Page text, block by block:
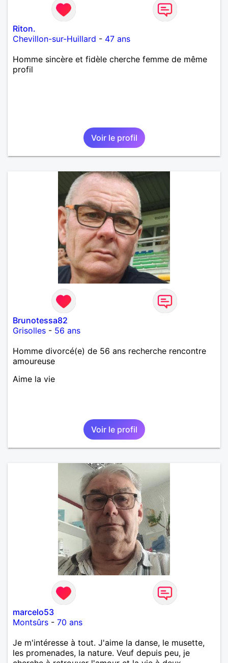
Riton.
Chevillon-sur-Huillard - 47 ans
Homme sincère et fidèle cherche femme de même
profil
Voir le profil
Brunotessa82
Grisolles - 56 ans
Homme divorcé(e) de 56 ans recherche rencontre
amoureuse
Aime la vie
Voir le profil
marcelo53
Montsûrs - 70 ans
Je m'intéresse à tout. J'aime la danse, le musette,
les promenades, la nature. Veuf depuis peu, je